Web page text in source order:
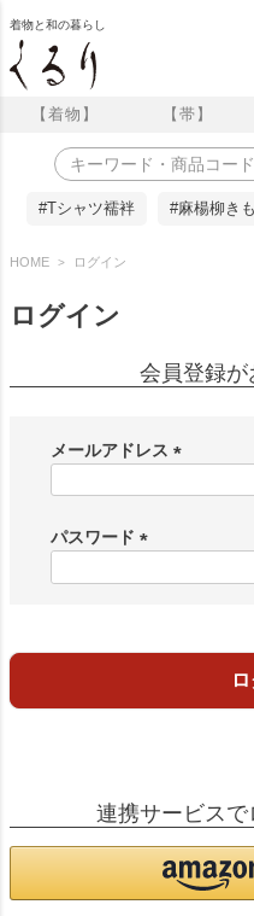
着物と和の暮らし
【着物】 【帯】
#Tシャツ襦袢 #麻楊柳き
HOME ログイン
ログイン
会員登録が
メールアドレス
)
パスワード
連携サービス